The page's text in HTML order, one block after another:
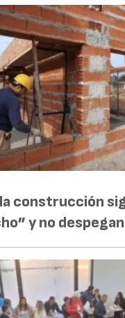
construcción
y no despegan